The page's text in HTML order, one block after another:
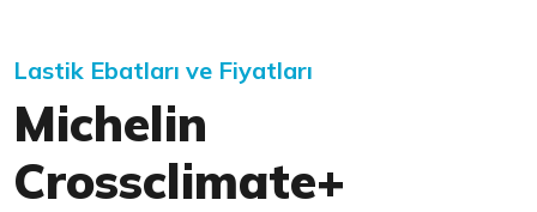
Lastik Ebatları ve Fiyatları
Michelin
Crossclimate+